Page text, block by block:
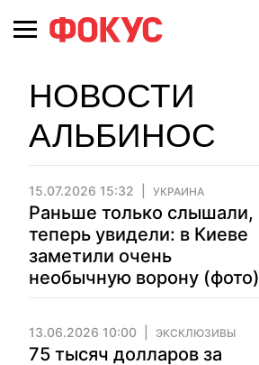
НОВОСТИ
АЛЬБИНОС
15.07.2026 15:32 УКРАИНА
Раньше только слышали,
теперь увидели: в Киеве
заметили очень
необычную ворону (фото)
13.06.2026 10:00 ЭКСКЛЮЗИВЫ
75 тысяч долларов за